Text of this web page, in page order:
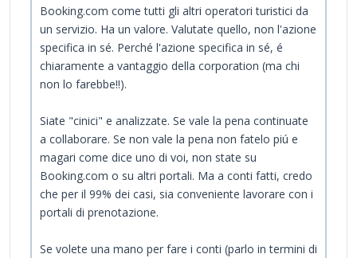
Booking.com come tutti gli altri operatori turistici da
un servizio. Ha un valore. Valutate quello, non l'azione
specifica in sé. Perché l'azione specifica in sé, é
chiaramente a vantaggio della corporation (ma chi
non lo farebbe!!).
Siate "cinici" e analizzate. Se vale la pena continuate
a collaborare. Se non vale la pena non fatelo piú e
magari come dice uno di voi, non state su
Booking.com o su altri portali. Ma a conti fatti, credo
che per il 99% dei casi, sia conveniente lavorare con i
portali di prenotazione.
Se volete una mano per fare i conti (parlo in termini di